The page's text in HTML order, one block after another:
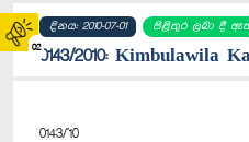
02
දිනය: 2010-07-01 පිළිතුර ලබා දී
0143/2010: Kimbulawila
0143/'10